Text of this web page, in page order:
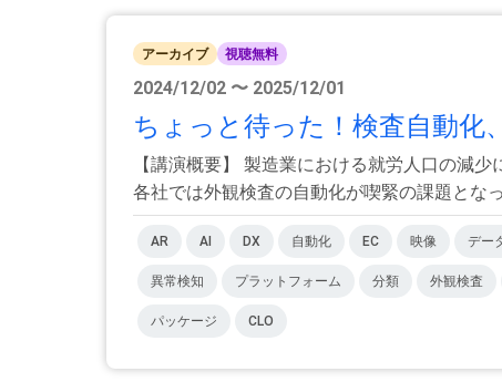
アーカイブ 視聴無料
2024/12/02 〜 2025/12/01
ちょっと待った！検査自動化
【講演概要】 製造業における就労人口の減
各社では外観検査の自動化が喫緊の課題とな
AR AI DX 自動化 EC 映像 デー
異常検知 プラットフォーム 分類 外観検査
パッケージ CLO